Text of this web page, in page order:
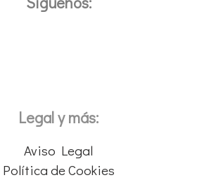
Legal y más:
Aviso Legal
Política de Cookies